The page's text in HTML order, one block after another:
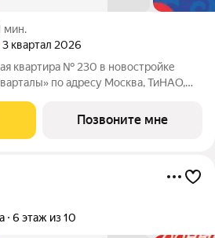
мин.
3 квартал 2026
квартира № 230 в новостройке
по адресу Москва, ТиНАО,
Внуково, Новомосковский
Москва. Общая
Позвоните мне
6 этаж из 10